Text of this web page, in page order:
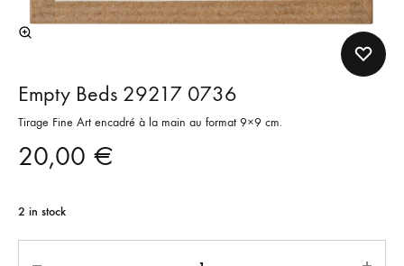
Empty Beds 29217 0736
Tirage Fine Art encadré à la main au format 9×9 cm.
20,00 €
2 in stock